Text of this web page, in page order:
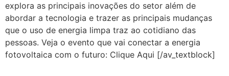
explora as principais inovações do setor além de
abordar a tecnologia e trazer as principais mudanças
que o uso de energia limpa traz ao cotidiano das
pessoas. Veja o evento que vai conectar a energia
fotovoltaica com o futuro: Clique Aqui [/av_textblock]